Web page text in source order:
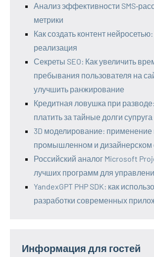
Анализ эффективности
метрики
Как создать контент
реализация
Секреты SEO: Как увеличить
пребывания пользователя на
улучшить ранжирование
Кредитная ловушка при
платить за тайные долги супруга
3D моделирование: применение
промышленном и дизайнерском
Российский аналог Microsoft
лучших программ для
YandexGPT PHP SDK: как
разработки современных
Информация для гостей